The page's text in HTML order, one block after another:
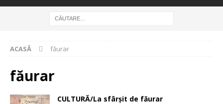
ACASĂ făurar
făurar
CULTURĂ/La sfârșit de făurar